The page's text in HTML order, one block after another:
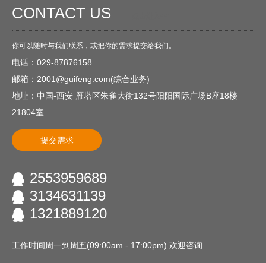
CONTACT US
你可以随时与我们联系，或把你的需求提交给我们。
电话：029-87876158
邮箱：2001@guifeng.com(综合业务)
地址：中国-西安 雁塔区朱雀大街132号阳阳国际广场B座18楼
21804室
提交需求
2553959689
3134631139
1321889120
工作时间周一到周五(09:00am - 17:00pm) 欢迎咨询